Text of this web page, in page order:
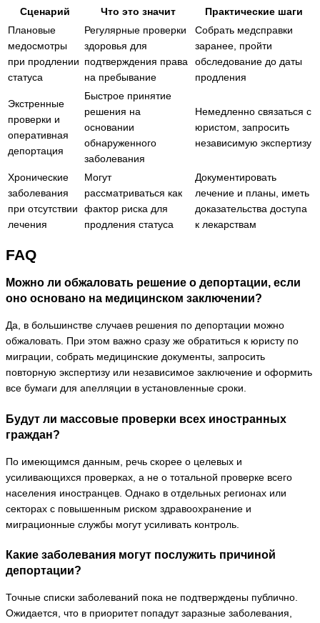
Сценарий Что это значит
Практические шаги
Плановые
медосмотры
при продлении
статуса
Регулярные проверки
здоровья для
подтверждения права
на пребывание
Собрать медсправки
заранее, пройти
обследование до даты
продления
Экстренные
проверки и
оперативная
депортация
Быстрое принятие
решения на
основании
обнаруженного
заболевания
Немедленно связаться с
юристом, запросить
независимую экспертизу
Хронические
заболевания
при отсутствии
лечения
Могут
рассматриваться как
фактор риска для
продления статуса
Документировать
лечение и планы, иметь
доказательства доступа
к лекарствам
FAQ
Можно ли обжаловать решение о депортации, если
оно основано на медицинском заключении?
Да, в большинстве случаев решения по депортации можно
обжаловать. При этом важно сразу же обратиться к юристу по
миграции, собрать медицинские документы, запросить
повторную экспертизу или независимое заключение и оформить
все бумаги для апелляции в установленные сроки.
Будут ли массовые проверки всех иностранных
граждан?
По имеющимся данным, речь скорее о целевых и
усиливающихся проверках, а не о тотальной проверке всего
населения иностранцев. Однако в отдельных регионах или
секторах с повышенным риском здравоохранение и
миграционные службы могут усиливать контроль.
Какие заболевания могут послужить причиной
депортации?
Точные списки заболеваний пока не подтверждены публично.
Ожидается, что в приоритет попадут заразные заболевания,